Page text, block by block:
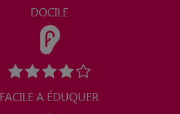
DOCILE
FACILE A ÉDUQUER